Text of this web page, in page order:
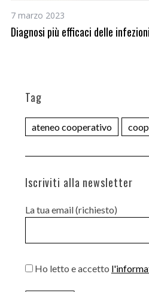
7 marzo 2023
Diagnosi più efficaci delle
Tag
ateneo cooperativo
Iscriviti alla newsletter
La tua email (richiesto)
Ho letto e accetto